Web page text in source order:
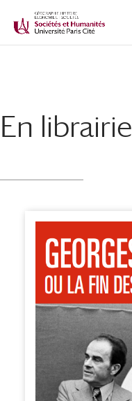
En librairie